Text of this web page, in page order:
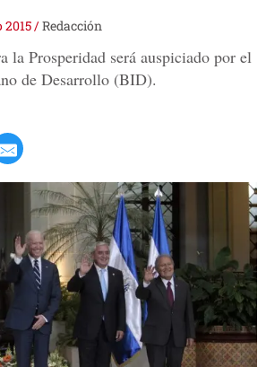
/Redacción
la Prosperidad será auspiciado por el
de Desarrollo (BID).